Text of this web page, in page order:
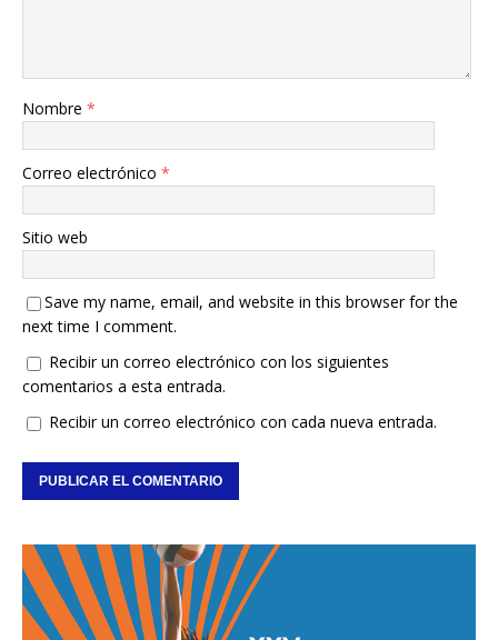
Nombre *
Correo electrónico *
Sitio web
Save my name, email, and website in this browser for the
next time I comment.
Recibir un correo electrónico con los siguientes
comentarios a esta entrada.
Recibir un correo electrónico con cada nueva entrada.